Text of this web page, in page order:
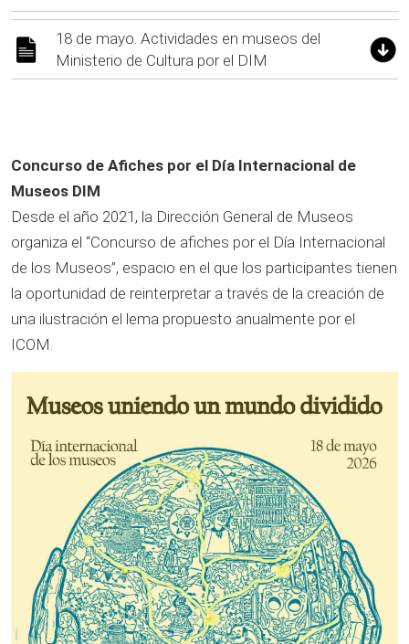
18 de mayo. Actividades en museos del
Ministerio de Cultura por el DIM
Concurso de Afiches por el Día Internacional de
Museos DIM
Desde el año 2021, la Dirección General de Museos
organiza el “Concurso de afiches por el Día Internacional
de los Museos”, espacio en el que los participantes tienen
la oportunidad de reinterpretar a través de la creación de
una ilustración el lema propuesto anualmente por el
ICOM.